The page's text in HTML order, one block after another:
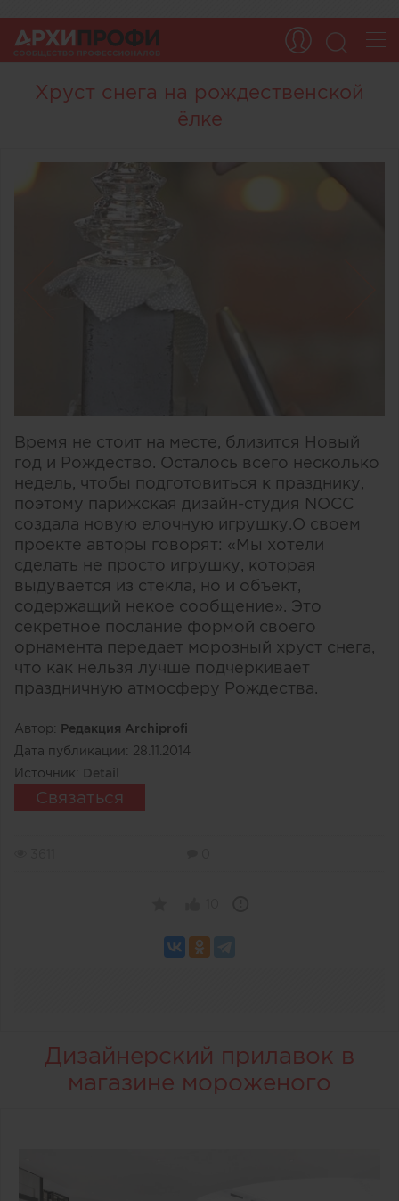
Хруст снега на рождественской
ёлке
Время не стоит на месте, близится Новый
год и Рождество. Осталось всего несколько
недель, чтобы подготовиться к празднику,
поэтому парижская дизайн-студия NOCC
создала новую елочную игрушку.О своем
проекте авторы говорят: «Мы хотели
сделать не просто игрушку, которая
выдувается из стекла, но и объект,
содержащий некое сообщение». Это
секретное послание формой своего
орнамента передает морозный хруст снега,
что как нельзя лучше подчеркивает
праздничную атмосферу Рождества.
Автор: Редакция Archiprofi
Дата публикации: 28.11.2014
Источник: Detail
Связаться
Дизайнерский прилавок в
магазине мороженого